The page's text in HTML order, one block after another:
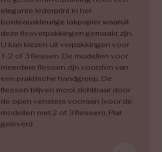
elegante lederprint in het
bordeauxkleurige lakpapier waaruit
deze flesverpakkingen gemaakt zijn.
U kan kiezen uit verpakkingen voor
1, 2 of 3 flessen. De modellen voor
meerdere flessen zijn voorzien van
een praktische handgreep. De
flessen blijven mooi zichtbaar door
de open vensters vooraan (voor de
modellen met 2 of 3 flessen). Plat
geleverd.